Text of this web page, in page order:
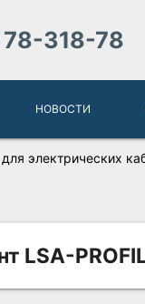
78-318-78
НОВОСТИ
электрических